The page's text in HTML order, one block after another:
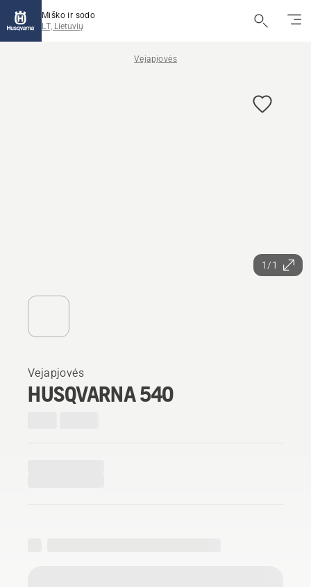
Miško ir sodo
LT, Lietuvių
Vejapjovės
1/1
Vejapjovės
HUSQVARNA 540